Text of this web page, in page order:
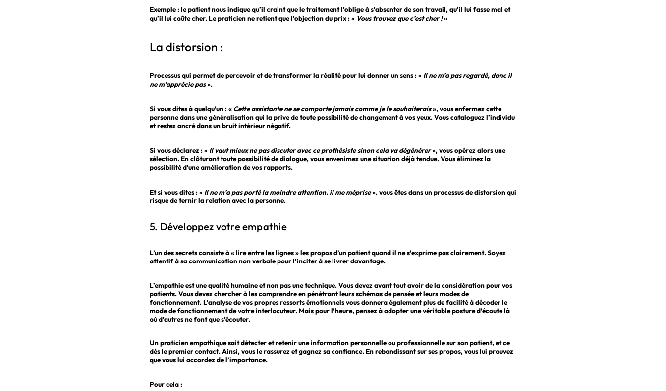
Exemple : le patient nous indique qu’il craint que le traitement l’oblige à s’absenter de son travail, qu’il lui fasse mal et
qu’il lui coûte cher. Le praticien ne retient que l’objection du prix : « Vous trouvez que c’est cher !»
La distorsion :
Processus qui permet de percevoir et de transformer la réalité pour lui donner un sens : « Il ne m’a pas regardé, donc il
ne m’apprécie pas».
Si vous dites à quelqu’un : « Cette assistante ne se comporte jamais comme je le souhaiterais», vous enfermez cette
personne dans une généralisation qui la prive de toute possibilité de changement à vos yeux. Vous cataloguez l’individu
et restez ancré dans un bruit intérieur négatif.
Si vous déclarez : « Il vaut mieux ne pas discuter avec ce prothésiste sinon cela va dégénérer», vous opérez alors une
sélection. En clôturant toute possibilité de dialogue, vous envenimez une situation déjà tendue. Vous éliminez la
possibilité d’une amélioration de vos rapports.
Et si vous dites : « Il ne m’a pas porté la moindre attention, il me méprise», vous êtes dans un processus de distorsion qui
risque de ternir la relation avec la personne.
5. Développez votre empathie
L’un des secrets consiste à « lire entre les lignes » les propos d’un patient quand il ne s’exprime pas clairement. Soyez
attentif à sa communication non verbale pour l’inciter à se livrer davantage.
L’empathie est une qualité humaine et non pas une technique. Vous devez avant tout avoir de la considération pour vos
patients. Vous devez chercher à les comprendre en pénétrant leurs schémas de pensée et leurs modes de
fonctionnement. L’analyse de vos propres ressorts émotionnels vous donnera également plus de facilité à décoder le
mode de fonctionnement de votre interlocuteur. Mais pour l’heure, pensez à adopter une véritable posture d’écoute là
où d’autres ne font que s’écouter.
Un praticien empathique sait détecter et retenir une information personnelle ou professionnelle sur son patient, et ce
dès le premier contact. Ainsi, vous le rassurez et gagnez sa confiance. En rebondissant sur ses propos, vous lui prouvez
que vous lui accordez de l’importance.
Pour cela :